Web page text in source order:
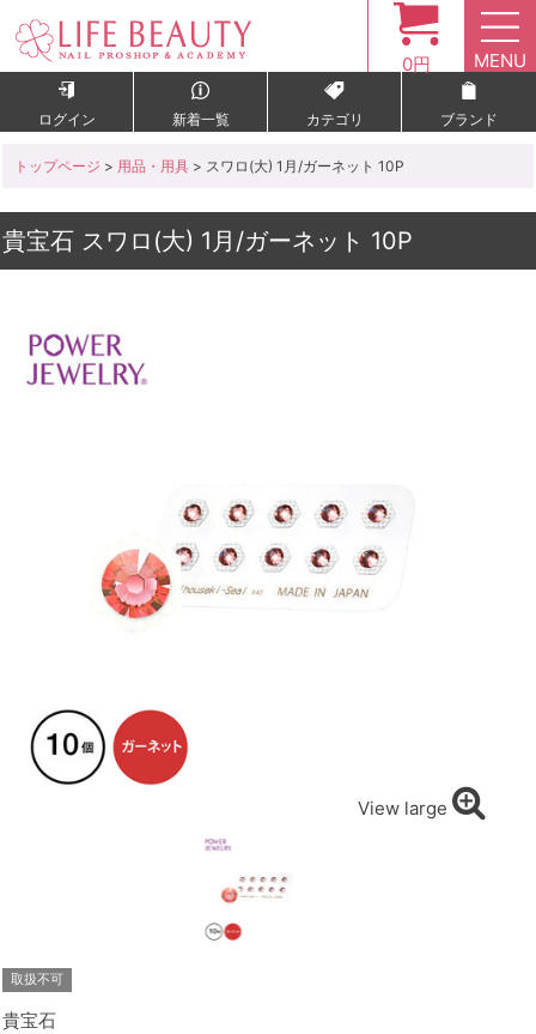
0円 MENU
ログイン 新着一覧 カテゴリ ブランド
トップページ > 用品・用具 > スワロ(大) 1月/ガーネット 10P
貴宝石 スワロ(大) 1月/ガーネット 10P
View large
取扱不可
貴宝石